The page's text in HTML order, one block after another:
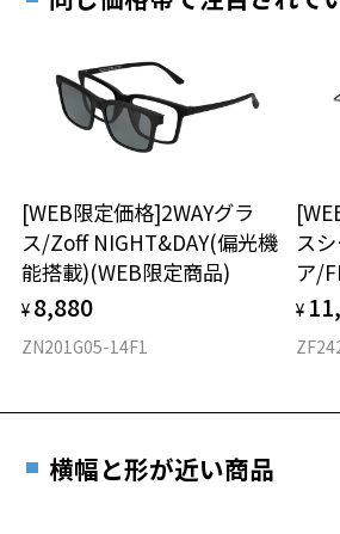
※着脱式サングラス：デモレンズ、アタッチメント込
タイプ
材質
フロント素材：アセテート
その際は記入用紙をダウンロードして
[WEB限定価格]2WAYグラ
ス/Zoff NIGHT&DAY(偏光機
能搭載)(WEB限定商品)
¥ 8,880
ZN201G05-14F1
ス
ア/
¥
横幅と形が近い商品